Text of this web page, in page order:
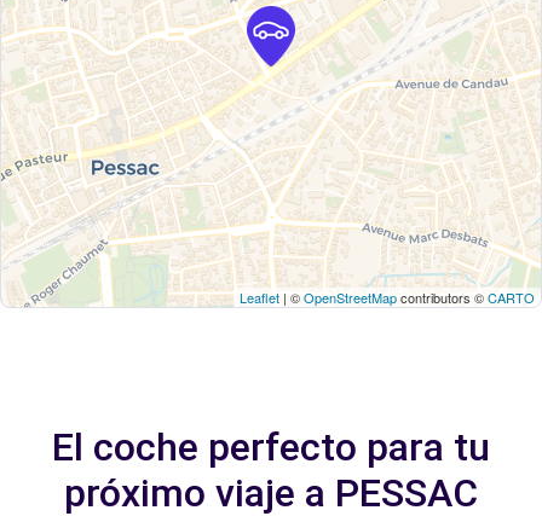
Leaflet | ©OpenStreetMapcontributors ©CARTO
El coche perfecto para tu
próximo viaje a PESSAC